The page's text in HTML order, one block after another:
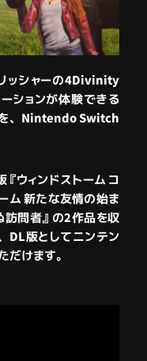
ッシャーの4Divinity
ションが体験できる
を、Nintendo Switch
ウィンドストーム コ
ム 新たな友情の始ま
訪問者』の2作品を収
DL版としてニンテン
だけます。